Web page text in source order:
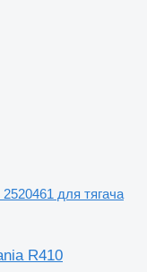
для тягача
R410